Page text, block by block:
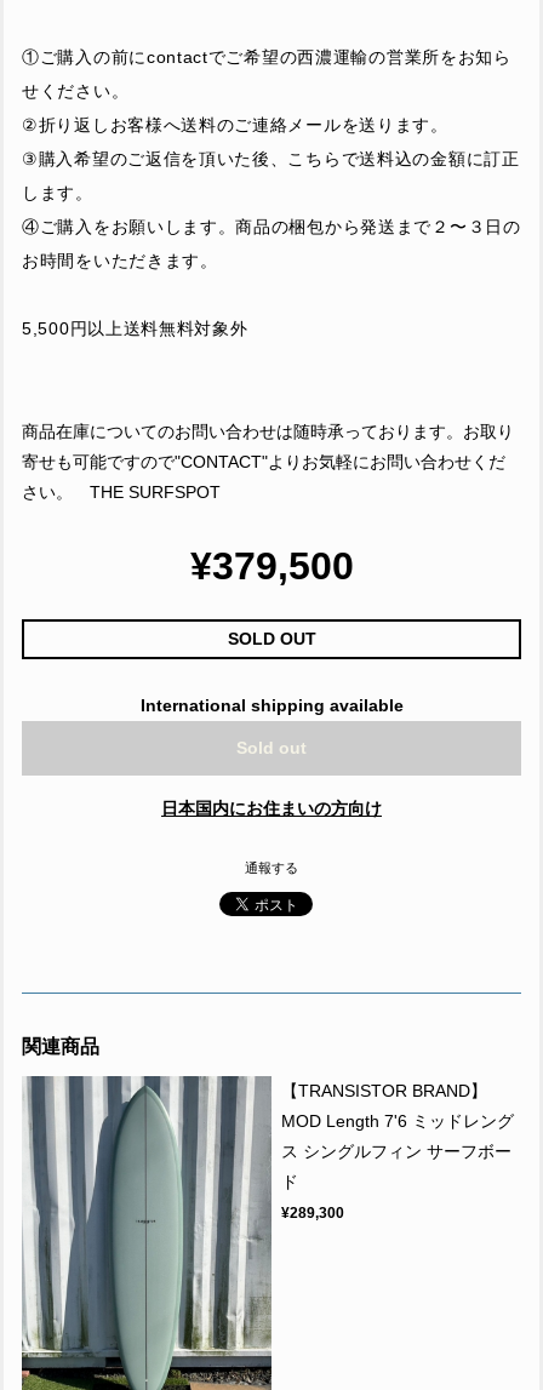
①ご購入の前にcontactでご希望の西濃運輸の営業所をお知ら
せください。
②折り返しお客様へ送料のご連絡メールを送ります。
③購入希望のご返信を頂いた後、こちらで送料込の金額に訂正
します。
④ご購入をお願いします。商品の梱包から発送まで２〜３日の
お時間をいただきます。
5,500円以上送料無料対象外
商品在庫についてのお問い合わせは随時承っております。お取り
寄せも可能ですので"CONTACT"よりお気軽にお問い合わせくだ
さい。 THE SURFSPOT
¥379,500
SOLD OUT
International shipping available
Sold out
日本国内にお住まいの方向け
通報する
関連商品
【TRANSISTOR BRAND】
MOD Length 7'6 ミッドレング
ス シングルフィン サーフボー
ド
¥289,300